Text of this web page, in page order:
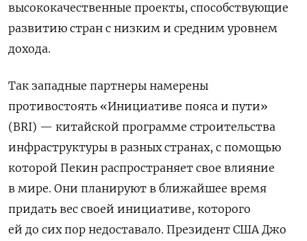
высококачественные проекты, способствующие
развитию стран с низким и средним уровнем
дохода.
Так западные партнеры намерены
противостоять «Инициативе пояса и пути»
(BRI) — китайской программе строительства
инфраструктуры в разных странах, с помощью
которой Пекин распространяет свое влияние
в мире. Они планируют в ближайшее время
придать вес своей инициативе, которого
ей до сих пор недоставало. Президент США Джо